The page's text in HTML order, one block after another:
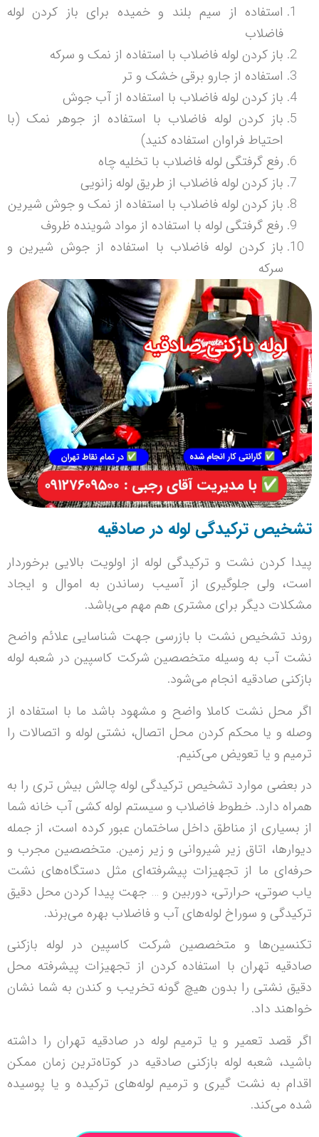
استفاده از سیم بلند و خمیده برای باز کردن لوله
فاضلاب
باز کردن لوله فاضلاب با استفاده از نمک و سرکه
استفاده از جارو برقی خشک و تر
باز کردن لوله فاضلاب با استفاده از آب جوش
باز کردن لوله فاضلاب با استفاده از جوهر نمک (با
احتیاط فراوان استفاده کنید)
رفع گرفتگی لوله فاضلاب با تخلیه چاه
باز کردن لوله فاضلاب از طریق لوله زانویی
باز کردن لوله فاضلاب با استفاده از نمک و جوش شیرین
رفع گرفتگی لوله با استفاده از مواد شوینده ظروف
باز کردن لوله فاضلاب با استفاده از جوش شیرین و
سرکه
تشخیص ترکیدگی لوله در صادقیه
پیدا کردن نشت و ترکیدگی لوله از اولویت بالایی برخوردار
است، ولی جلوگیری از آسیب رساندن به اموال و ایجاد
مشکلات دیگر برای مشتری هم مهم می‌باشد.
روند تشخیص نشت با بازرسی جهت شناسایی علائم واضح
نشت آب به وسیله متخصصین شرکت کاسپین در شعبه لوله
بازکنی صادقیه انجام می‌شود.
اگر محل نشت کاملا واضح و مشهود باشد ما با استفاده از
وصله و یا محکم کردن محل اتصال، نشتی لوله و اتصالات را
ترمیم و یا تعویض می‌کنیم.
در بعضی موارد تشخیص ترکیدگی لوله چالش بیش تری را به
همراه دارد. خطوط فاضلاب و سیستم لوله کشی آب خانه شما
از بسیاری از مناطق داخل ساختمان عبور کرده است، از جمله
دیوار‌ها، اتاق زیر شیروانی و زیر زمین. متخصصین مجرب و
حرفه‌ای ما از تجهیزات پیشرفته‌ای مثل دستگاه‌های نشت
یاب صوتی، حرارتی، دوربین و … جهت پیدا کردن محل دقیق
ترکیدگی و سوراخ لوله‌های آب و فاضلاب بهره می‌برند.
تکنسین‌ها و متخصصین شرکت کاسپین در لوله بازکنی
صادقیه تهران با استفاده کردن از تجهیزات پیشرفته محل
دقیق نشتی را بدون هیچ گونه تخریب و کندن به شما نشان
خواهند داد.
اگر قصد تعمیر و یا ترمیم لوله در صادقیه تهران را داشته
باشید، شعبه لوله بازکنی صادقیه در کوتاه‌ترین زمان ممکن
اقدام به نشت گیری و ترمیم لوله‌های ترکیده و یا پوسیده
شده می‌کند.